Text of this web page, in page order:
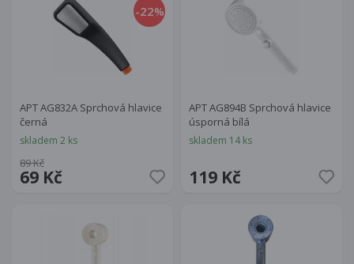
-22%
APT AG832A Sprchová hlavice
černá
skladem 2 ks
69 Kč
89 Kč
APT AG894B Sprchová hlavice
úsporná bílá
skladem 14 ks
119 Kč